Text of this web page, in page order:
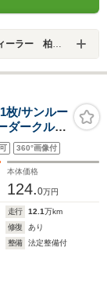
店 中古車専門店
/サンルー
ダークルー
ランク/オ
ト/シート
360°画像付
本体価格
124.0万円
走行 12.1万km
修復
あり
整備
法定整備付